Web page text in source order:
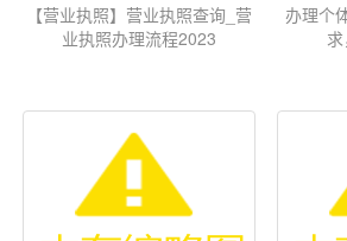
【营业执照】营业执照查询_营
业执照办理流程2023
办理个